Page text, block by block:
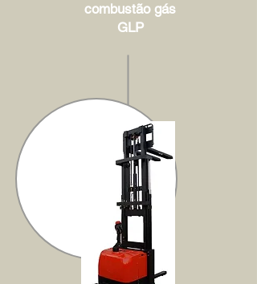
combustão gás
GLP